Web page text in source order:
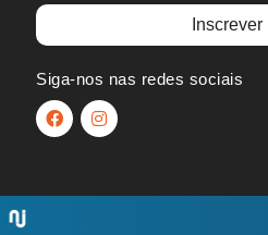
Siga-nos nas redes sociais